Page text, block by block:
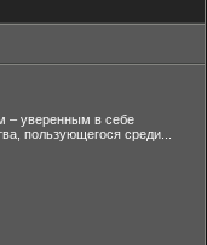
– уверенным в себе
пользующегося среди...